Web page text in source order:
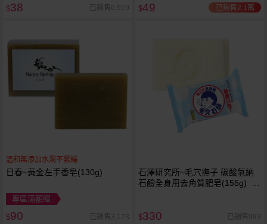
$38 已銷售6,919 $49 已銷售2.1萬
溫和無添加水潤不緊繃
日春~黃金左手香皂(130g)
專區滿額贈
$90 已銷售3,173
石澤研究所~毛穴撫子 碳酸氫納
石鹼全身用去角質肥皂(155g) 石
$330 已銷售983